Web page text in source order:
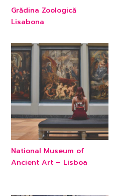
Grădina Zoologică
Lisabona
National Museum of
Ancient Art – Lisboa